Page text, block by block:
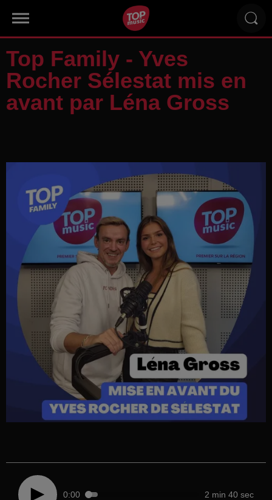
Top Family - Yves
Rocher Sélestat mis en
avant par Léna Gross
0:00 2 min 40 sec